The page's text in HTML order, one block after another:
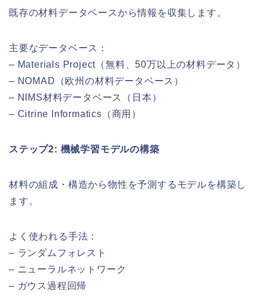
既存の材料データベースから情報を収集します。
主要なデータベース：
– Materials Project（無料、50万以上の材料データ）
– NOMAD（欧州の材料データベース）
– NIMS材料データベース（日本）
– Citrine Informatics（商用）
ステップ2: 機械学習モデルの構築
材料の組成・構造から物性を予測するモデルを構築し
ます。
よく使われる手法：
– ランダムフォレスト
– ニューラルネットワーク
– ガウス過程回帰